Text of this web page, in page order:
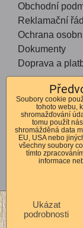
Obchodní
Reklamační řád
Ochrana
Dokumenty
Doprava a
Kontakt
Andrea
Kvítkov 56
Česká Lípa
470 01
DIČ
Předvolby
Soubory cookie
tohoto webu,
shromažďování
tomu použít
shromážděná data
EU, USA nebo
všechny soubory
tímto
informace
Ukázat
podrobnosti